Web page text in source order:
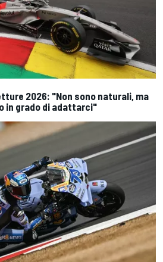
2026: "Non sono naturali, ma
in grado di adattarci"